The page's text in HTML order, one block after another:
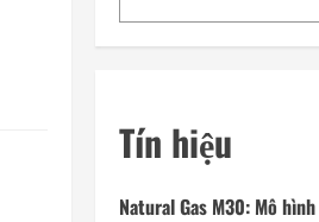
Tín hiệu
Natural Gas M30: Mô